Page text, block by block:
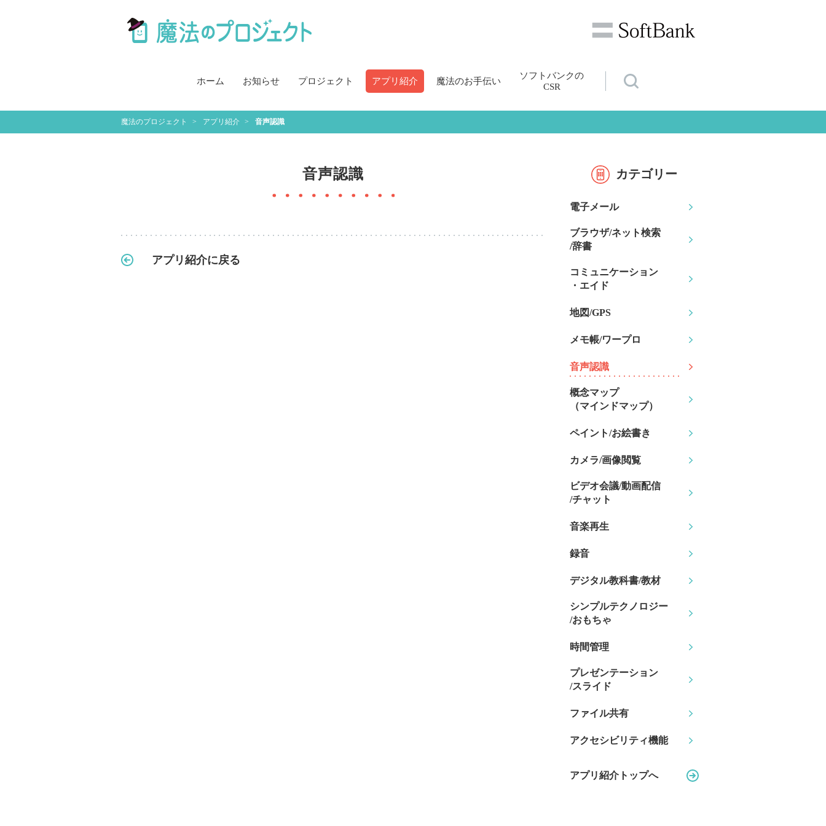
ホーム お知らせ プロジェクト アプリ紹介 魔法のお手伝い
ソフトバンクの
CSR
魔法のプロジェクト アプリ紹介 音声認識
音声認識
アプリ紹介に戻る
カテゴリー
電子メール
ブラウザ/ネット検索
/辞書
コミュニケーション
・エイド
地図/GPS
メモ帳/ワープロ
音声認識
概念マップ
（マインドマップ）
ペイント/お絵書き
カメラ/画像閲覧
ビデオ会議/動画配信
/チャット
音楽再生
録音
デジタル教科書/教材
シンプルテクノロジー
/おもちゃ
時間管理
プレゼンテーション
/スライド
ファイル共有
アクセシビリティ機能
アプリ紹介トップへ